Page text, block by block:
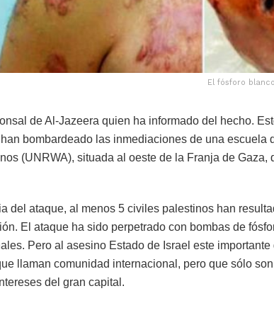
El fósforo
de Al-Jazeera quien ha informado del hecho.
bombardeado las inmediaciones de una escuela
(UNRWA), situada al oeste de la Franja de
del ataque, al menos 5 civiles palestinos han
El ataque ha sido perpetrado con bombas de
Pero al asesino Estado de Israel este
llaman comunidad internacional, pero que sólo
del gran capital.